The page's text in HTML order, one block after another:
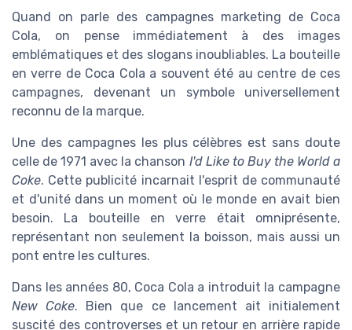
Quand on parle des campagnes marketing de Coca
Cola, on pense immédiatement à des images
emblématiques et des slogans inoubliables. La bouteille
en verre de Coca Cola a souvent été au centre de ces
campagnes, devenant un symbole universellement
reconnu de la marque.
Une des campagnes les plus célèbres est sans doute
celle de 1971 avec la chanson I'd Like to Buy the World a
Coke. Cette publicité incarnait l'esprit de communauté
et d'unité dans un moment où le monde en avait bien
besoin. La bouteille en verre était omniprésente,
représentant non seulement la boisson, mais aussi un
pont entre les cultures.
Dans les années 80, Coca Cola a introduit la campagne
New Coke. Bien que ce lancement ait initialement
suscité des controverses et un retour en arrière rapide